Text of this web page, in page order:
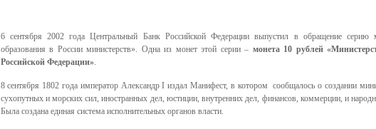
6 сентября 2002 года Центральный Банк Российской Федерации выпустил в обращение серию
образования в России министерств». Одна из монет этой серии – монета 10 рублей
Российской Федерации».
8 сентября 1802 года император Александр I издал Манифест, в котором сообщалось о создании
сухопутных и морских сил, иностранных дел, юстиции, внутренних дел, финансов, коммерции, и
Была создана единая система исполнительных органов власти.